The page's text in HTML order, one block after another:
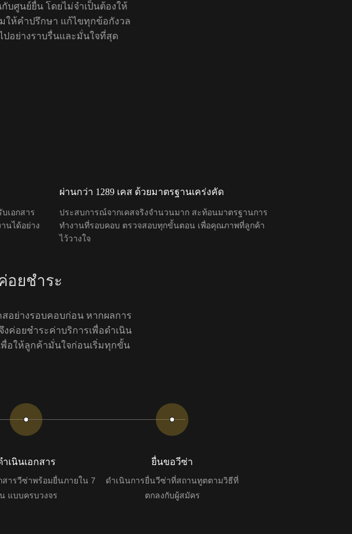
บศูนย์ยื่น โดยไม่จำเป็นต้องให้
ให้คำปรึกษา แก้ไขทุกข้อกังวล
ปอย่างราบรื่นและมั่นใจที่สุด
เอกสาร
นได้อย่าง
ผ่านกว่า 1289 เคส ด้วยมาตรฐานเคร่งคัด
ประสบการณ์จากเคสจริงจำนวนมาก สะท้อนมาตรฐานการ
ทำงานที่รอบคอบ ตรวจสอบทุกขั้นตอน เพื่อคุณภาพที่ลูกค้า
ไว้วางใจ
อยชำระ
สอย่างรอบคอบก่อน หากผลการ
ค่อยชำระค่าบริการเพื่อดำเนิน
พื่อให้ลูกค้ามั่นใจก่อนเริ่มทุกขั้น
ำเนินเอกสาร
สารวีซ่าพร้อมยื่นภายใน 7
แบบครบวงจร
ยื่นขอวีซ่า
ดำเนินการยื่นวีซ่าที่สถานทูตตามวิธีที่
ตกลงกับผู้สมัคร